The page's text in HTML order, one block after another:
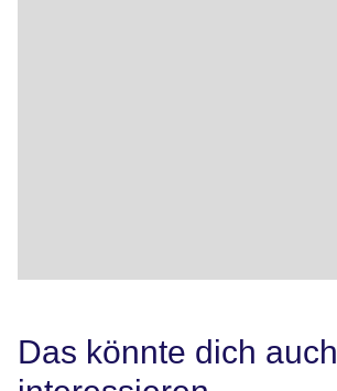
Das könnte dich auch